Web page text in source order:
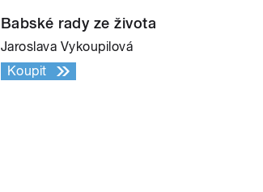
Babské rady ze života
Jaroslava Vykoupilová
Koupit